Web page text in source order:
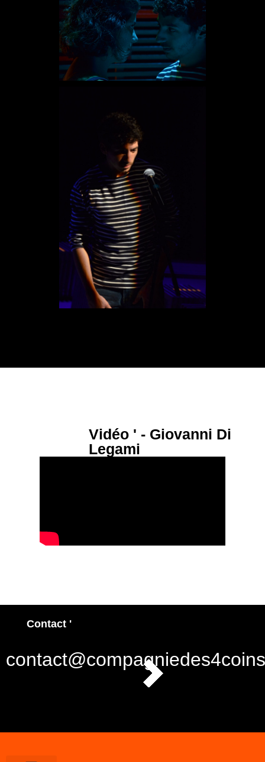
Vidéo ' - Giovanni Di
Legami
Contact '